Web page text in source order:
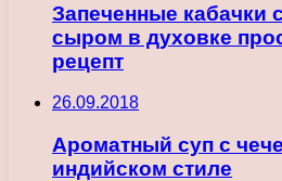
Запеченные кабачки
сыром в духовке
рецепт
26.09.2018
Ароматный суп с
индийском стиле